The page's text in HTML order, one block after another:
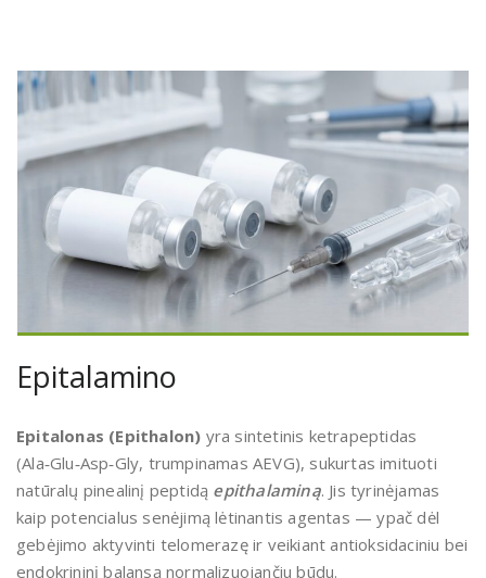
Epitalamino
Epitalonas (Epithalon) yra sintetinis ketrapeptidas
(Ala‑Glu‑Asp‑Gly, trumpinamas AEVG), sukurtas imituoti
natūralų pinealinį peptidą epithalaminą. Jis tyrinėjamas
kaip potencialus senėjimą lėtinantis agentas — ypač dėl
gebėjimo aktyvinti telomerazę ir veikiant antioksidaciniu bei
endokrininį balansą normalizuojančiu būdu.